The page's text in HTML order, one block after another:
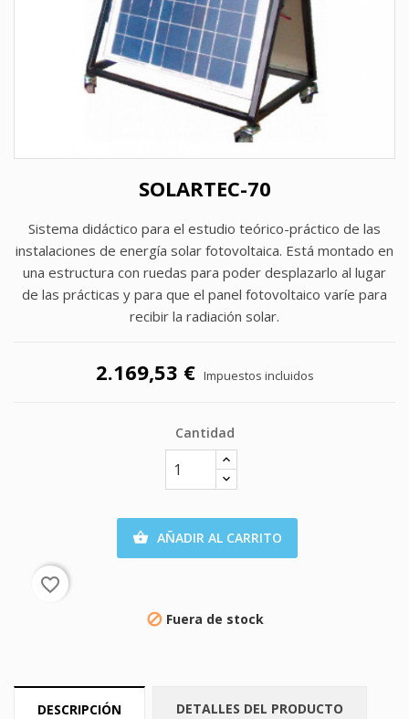
SOLARTEC-70
Sistema didáctico para el estudio teórico-práctico de las
instalaciones de energía solar fotovoltaica. Está montado en
una estructura con ruedas para poder desplazarlo al lugar
de las prácticas y para que el panel fotovoltaico varíe para
recibir la radiación solar.
2.169,53 € Impuestos incluidos
Cantidad
 AÑADIR AL CARRITO
favorite_border
 Fuera de stock
DESCRIPCIÓN DETALLES DEL PRODUCTO